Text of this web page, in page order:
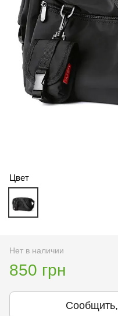
Цвет
Нет в наличии
850 грн
Сообщить,